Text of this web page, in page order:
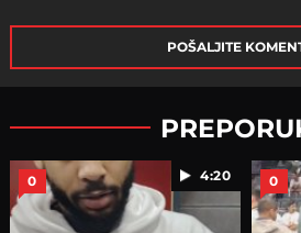
POŠALJITE
4:20
0 0